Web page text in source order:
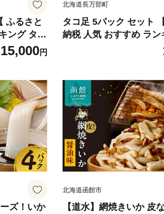
ふるさと
ング タコ
こ セット
北海道 長
15,000円
北海道長万部町
タコ足 5パック セット
納税 人気 おすすめ ラン
たこ タコ足 水タコ 茹
甘み 食感 刺身 海鮮 料
ズ！いか
北海道函館市
【道水】網焼きいか 皮